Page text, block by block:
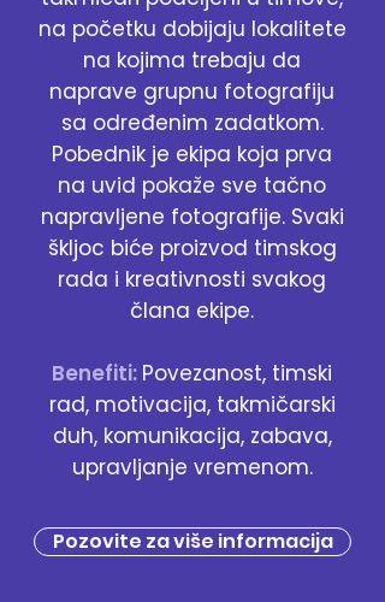
na početku dobijaju lokalitete
na kojima trebaju da
naprave grupnu fotografiju
sa određenim zadatkom.
Pobednik je ekipa koja prva
na uvid pokaže sve tačno
napravljene fotografije. Svaki
škljoc biće proizvod timskog
rada i kreativnosti svakog
člana ekipe.
Benefiti: Povezanost, timski
rad, motivacija, takmičarski
duh, komunikacija, zabava,
upravljanje vremenom.
Pozovite za više informacija